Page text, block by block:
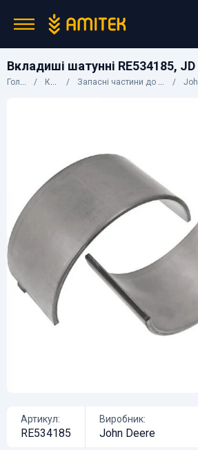
Вкладиші шатунні RE534185, JD
Головна Каталог Запасні частини до сільгосптехніки John Deere
Артикул:
RE534185
Виробник:
John Deere